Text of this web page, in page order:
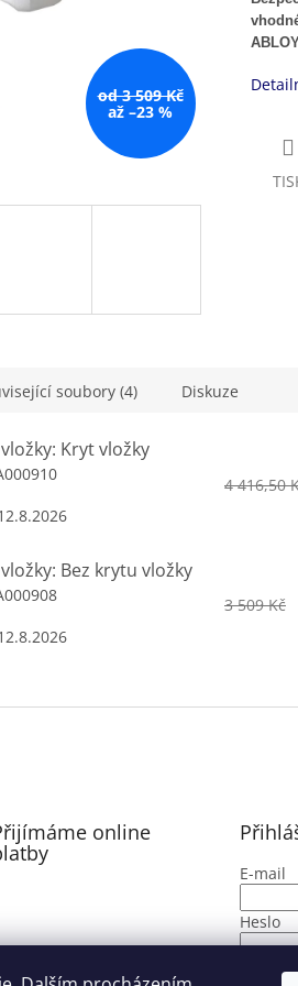
od 3 509 Kč
až –23 %
soubory (4) Diskuze
Kryt vložky
4 416,50
Bez krytu vložky
3 509 Kč
online
E-mail
Heslo